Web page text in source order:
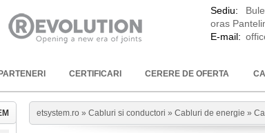
Sediu:
oras
E-mail:
PARTENERI CERTIFICARI CERERE DE OFERTA
etsystem.ro » Cabluri si conductori » Cabluri de energie »